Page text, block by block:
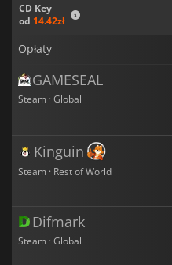
CD Key
od 14.42zł
Opłaty
GAMESEAL
Steam · Global
Kinguin
Steam · Rest of World
Difmark
Steam · Global